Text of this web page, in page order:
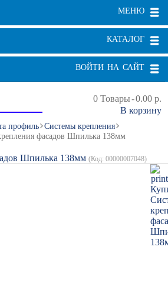
МЕНЮ
КАТАЛОГ
ВОЙТИ НА САЙТ
0 Товары-0.00 р.
В корзину
профиль Системы крепления
фасадов Шпилька 138мм
Шпилька 138мм (Код: 00000007048)